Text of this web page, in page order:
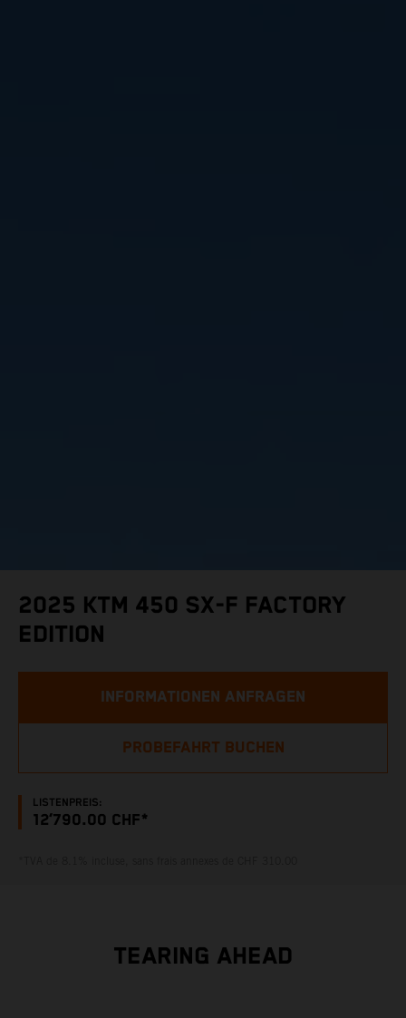
2025 KTM 450 SX-F FACTORY
EDITION
LISTENPREIS:
12’790.00 CHF*
INFORMATIONEN ANFRAGEN
PROBEFAHRT BUCHEN
TEARING AHEAD